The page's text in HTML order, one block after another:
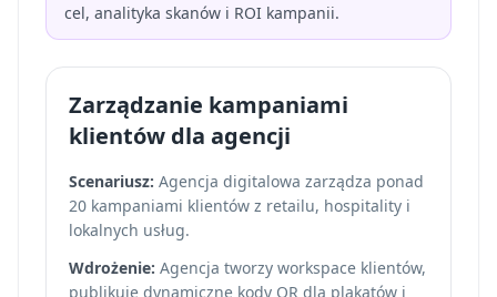
cel, analityka skanów i ROI kampanii.
Zarządzanie kampaniami
klientów dla agencji
Scenariusz: Agencja digitalowa zarządza ponad
20 kampaniami klientów z retailu, hospitality i
lokalnych usług.
Wdrożenie: Agencja tworzy workspace klientów,
publikuje dynamiczne kody QR dla plakatów i